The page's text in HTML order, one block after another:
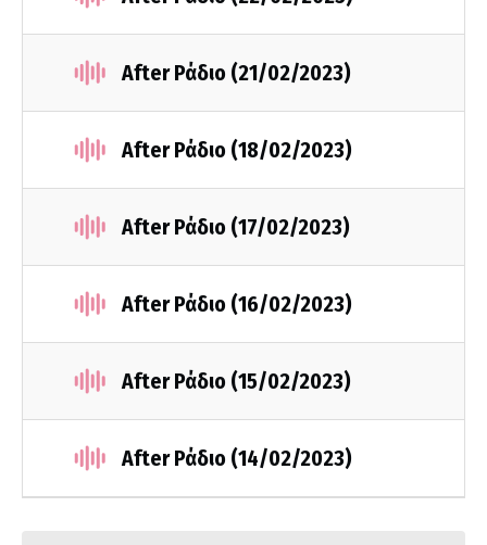
After Ράδιο (21/02/2023)
After Ράδιο (18/02/2023)
After Ράδιο (17/02/2023)
After Ράδιο (16/02/2023)
After Ράδιο (15/02/2023)
After Ράδιο (14/02/2023)